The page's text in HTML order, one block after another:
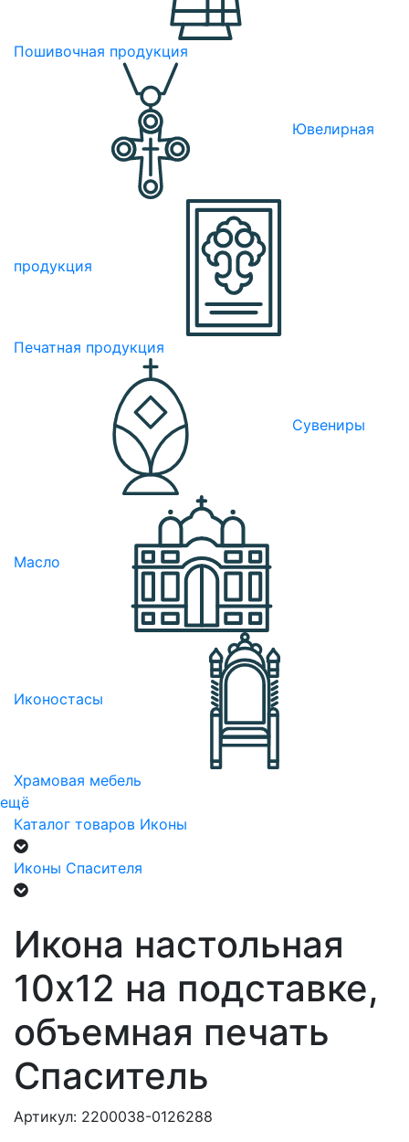
Пошивочная продукция
Ювелирная
продукция
Печатная продукция
Сувениры
Масло
Иконостасы
Храмовая мебель
ещё
Каталог товаров Иконы
Иконы Спасителя
Икона настольная
10х12 на подставке,
объемная печать
Спаситель
Артикул: 2200038-0126288